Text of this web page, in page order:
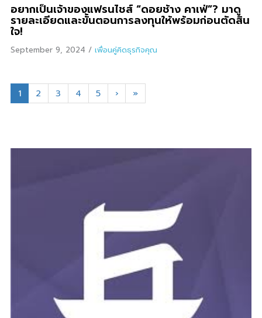
อยากเป็นเจ้าของแฟรนไชส์ “ดอยช้าง คาเฟ่”? มาดู
รายละเอียดและขั้นตอนการลงทุนให้พร้อมก่อนตัดสิน
ใจ!
September 9, 2024 / เพื่อนคู่คิดธุรกิจคุณ
1 2 3 4 5 › »